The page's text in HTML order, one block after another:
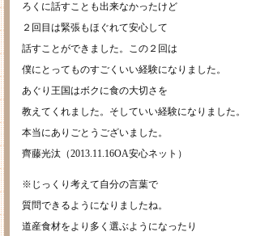
ろくに話すことも出来なかったけど
２回目は緊張もほぐれて安心して
話すことができました。この２回は
僕にとってものすごくいい経験になりました。
あぐり王国はボクに食の大切さを
教えてくれました。そしていい経験になりました。
本当にありごとうございました。
齊藤光汰（2013.11.16OA安心ネット）
※じっくり考えて自分の言葉で
質問できるようになりましたね。
道産食材をより多く選ぶようになったり